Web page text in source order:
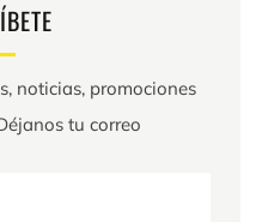
noticias, promociones
tu correo